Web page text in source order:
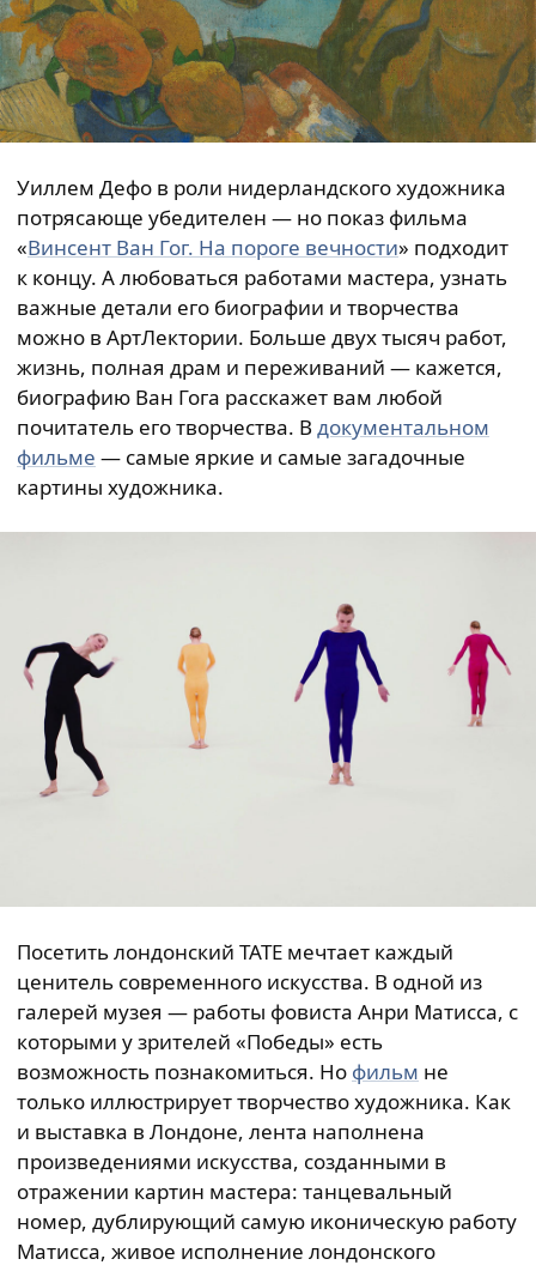
Уиллем Дефо в роли нидерландского художника
потрясающе убедителен — но показ фильма
«Винсент Ван Гог. На пороге вечности» подходит
к концу. А любоваться работами мастера, узнать
важные детали его биографии и творчества
можно в АртЛектории. Больше двух тысяч работ,
жизнь, полная драм и переживаний — кажется,
биографию Ван Гога расскажет вам любой
почитатель его творчества. Вдокументальном
фильме — самые яркие и самые загадочные
картины художника.
Посетить лондонский TATE мечтает каждый
ценитель современного искусства. В одной из
галерей музея — работы фовиста Анри Матисса, с
которыми у зрителей «Победы» есть
возможность познакомиться. Но фильм не
только иллюстрирует творчество художника. Как
и выставка в Лондоне, лента наполнена
произведениями искусства, созданными в
отражении картин мастера: танцевальный
номер, дублирующий самую иконическую работу
Матисса, живое исполнение лондонского